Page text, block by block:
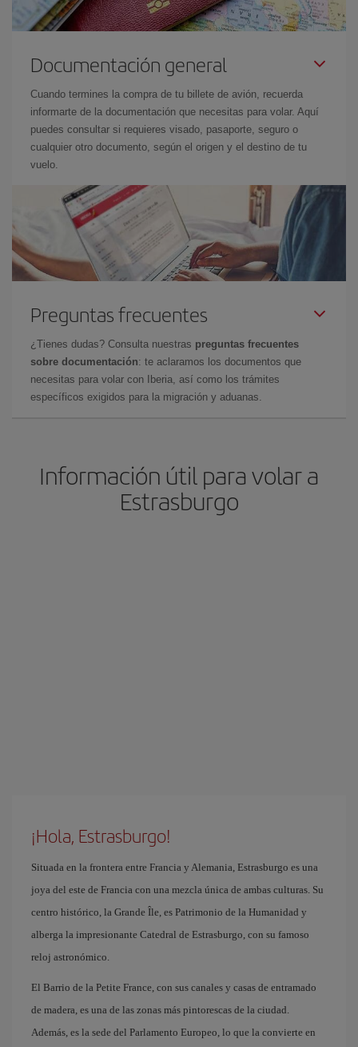
Documentación general
Cuando termines la compra de tu billete de avión, recuerda
informarte de la documentación que necesitas para volar. Aquí
puedes consultar si requieres visado, pasaporte, seguro o
cualquier otro documento, según el origen y el destino de tu
vuelo.
Preguntas frecuentes
¿Tienes dudas? Consulta nuestras preguntas frecuentes
sobre documentación: te aclaramos los documentos que
necesitas para volar con Iberia, así como los trámites
específicos exigidos para la migración y aduanas.
Información útil para volar a
Estrasburgo
¡Hola, Estrasburgo!
Situada en la frontera entre Francia y Alemania, Estrasburgo es una
joya del este de Francia con una mezcla única de ambas culturas. Su
centro histórico, la Grande Île, es Patrimonio de la Humanidad y
alberga la impresionante Catedral de Estrasburgo, con su famoso
reloj astronómico.
El Barrio de la Petite France, con sus canales y casas de entramado
de madera, es una de las zonas más pintorescas de la ciudad.
Además, es la sede del Parlamento Europeo, lo que la convierte en